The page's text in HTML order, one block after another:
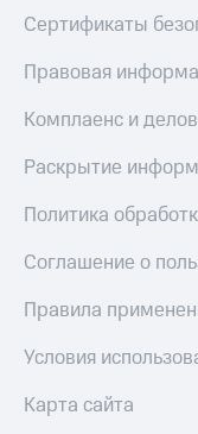
Сертификаты
Правовая
Комплаенс и
Раскрытие
Политика
Соглашение о
Правила
Условия
Карта сайта